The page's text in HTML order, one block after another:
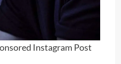
Instagram Post